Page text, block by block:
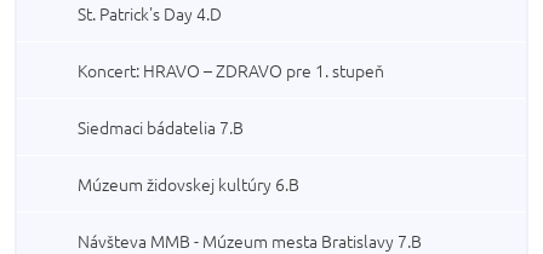
St. Patrick's Day 4.D
Koncert: HRAVO – ZDRAVO pre 1. stupeň
Siedmaci bádatelia 7.B
Múzeum židovskej kultúry 6.B
Návšteva MMB - Múzeum mesta Bratislavy 7.B